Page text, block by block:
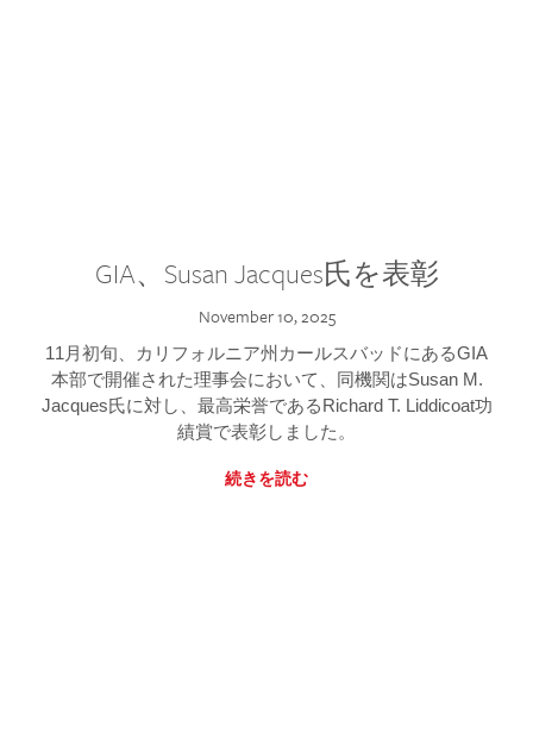
GIA、Susan Jacques氏を表彰
November 10, 2025
11月初旬、カリフォルニア州カールスバッドにあるGIA
本部で開催された理事会において、同機関はSusan M.
Jacques氏に対し、最高栄誉であるRichard T. Liddicoat功
績賞で表彰しました。
続きを読む